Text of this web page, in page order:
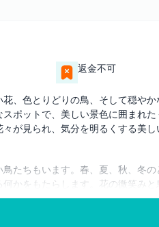
返金不可
、色とりどりの鳥、そして穏やか
ポットで、美しい景色に囲まれ
が見られ、気分を明るくする美
たちもいます。春、夏、秋、冬
かをもたらします。花の微笑みと